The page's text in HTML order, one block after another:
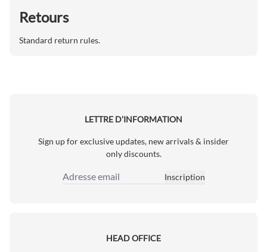
Retours
Standard return rules.
LETTRE D’INFORMATION
Sign up for exclusive updates, new arrivals & insider
only discounts.
Adresse email
Inscription
HEAD OFFICE